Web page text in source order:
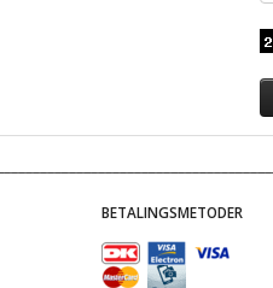
BETALINGSMETODER